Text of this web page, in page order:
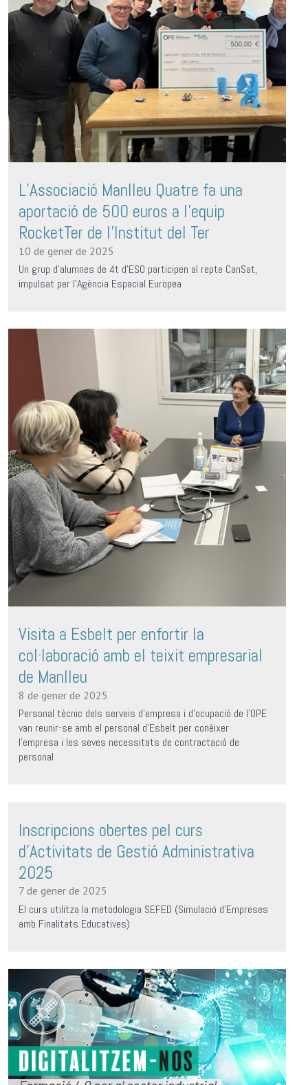
L’Associació Manlleu Quatre fa una
aportació de 500 euros a l’equip
RocketTer de l'Institut del Ter
10 de gener de 2025
Un grup d'alumnes de 4t d'ESO participen al repte CanSat,
impulsat per l'Agència Espacial Europea
Visita a Esbelt per enfortir la
col·laboració amb el teixit empresarial
de Manlleu
8 de gener de 2025
Personal tècnic dels serveis d’empresa i d’ocupació de l’OPE
van reunir-se amb el personal d’Esbelt per conèixer
l’empresa i les seves necessitats de contractació de
personal
Inscripcions obertes pel curs
d'Activitats de Gestió Administrativa
2025
7 de gener de 2025
El curs utilitza la metodologia SEFED (Simulació d’Empreses
amb Finalitats Educatives)